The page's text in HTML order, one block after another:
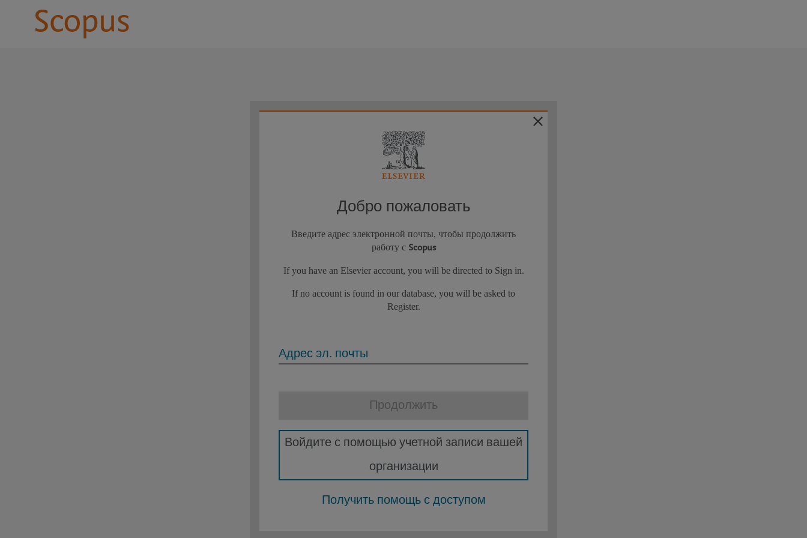
Добро пожаловать
Введите адрес электронной почты, чтобы продолжить
работу с Scopus
If you have an Elsevier account, you will be directed to Sign in.
If no account is found in our database, you will be asked to
Register.
Адрес эл. почты
Продолжить
Войдите с помощью учетной записи вашей
организации
Получить помощь с доступом